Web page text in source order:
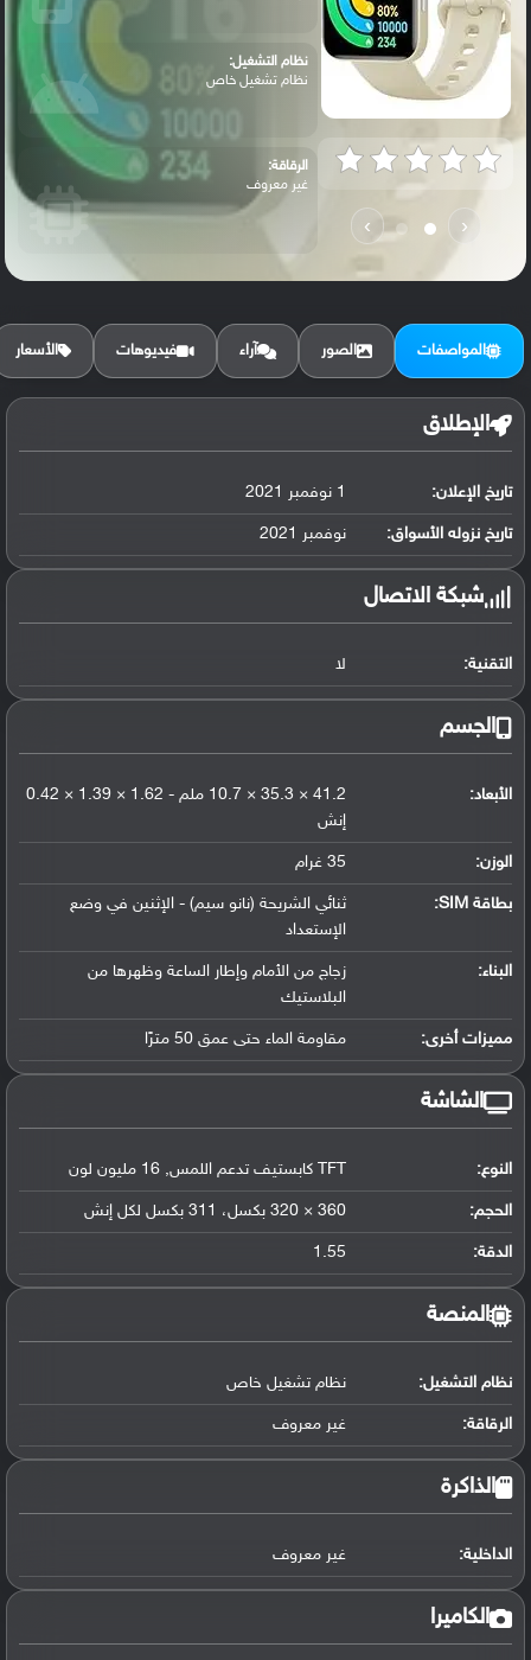
‹
›
نظام التشغيل:
نظام تشغيل خاص
الرقاقة:
غير معروف
الرام / التخزين:
البطارية:
ليثيوم أيون سعة 262 مللي أمبير, غير قابل...
المواصفات الصور آراء فيديوهات الأسعار
الإطلاق
تاريخ الإعلان: 1 نوفمبر 2021
تاريخ نزوله الأسواق: نوفمبر 2021
شبكة الاتصال
التقنية: لا
الجسم
الأبعاد:
41.2 × 35.3 × 10.7 ملم - 1.62 × 1.39 × 0.42
إنش
الوزن: 35 غرام
بطاقة SIM:
ثنائي الشريحة (نانو سيم) - الإثنين في وضع
الإستعداد
البناء:
زجاج من الأمام وإطار الساعة وظهرها من
البلاستيك
مميزات أخرى: مقاومة الماء حتى عمق 50 مترًا
الشاشة
النوع: TFT كابستيف تدعم اللمس, 16 مليون لون
الحجم: 360 × 320 بكسل، 311 بكسل لكل إنش
الدقة: 1.55
المنصة
نظام التشغيل: نظام تشغيل خاص
الرقاقة: غير معروف
الذاكرة
الداخلية: غير معروف
الكاميرا